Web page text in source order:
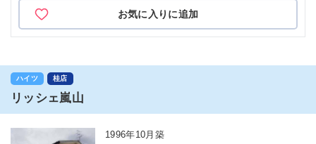
お気に入りに追加
ハイツ 桂店
リッシェ嵐山
1996年10月築